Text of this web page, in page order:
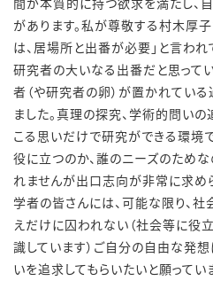
があります。私が尊敬する村木厚子
は、居場所と出番が必要」と言わ
研究者の大いなる出番だと思ってい
者（や研究者の卵）が置かれてい
ました。真理の探究、学術的問い
こる思いだけで研究ができる環境
役に立つのか、誰のニーズのため
れませんが出口志向が非常に求め
学者の皆さんには、可能な限り、
えだけに囚われない（社会等に役
識しています）ご自分の自由な発
いを追求してもらいたいと願ってい